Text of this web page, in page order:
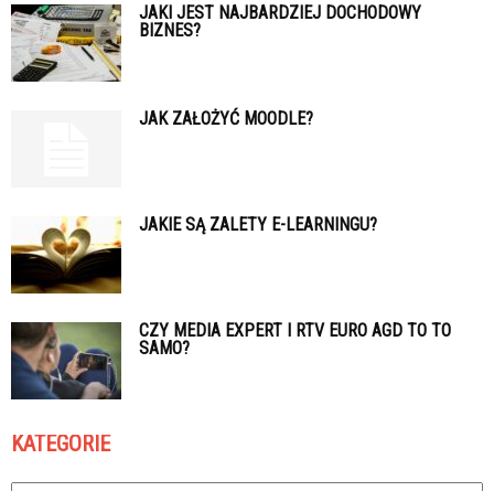
JAKI JEST NAJBARDZIEJ DOCHODOWY
BIZNES?
JAK ZAŁOŻYĆ MOODLE?
JAKIE SĄ ZALETY E-LEARNINGU?
CZY MEDIA EXPERT I RTV EURO AGD TO TO
SAMO?
KATEGORIE
Kategorie